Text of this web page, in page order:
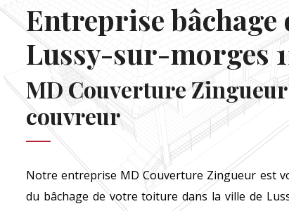
Entreprise bâchage
Lussy-sur-morges
MD Couverture
couvreur
Notre entreprise MD Couverture Zingueur est
du bâchage de votre toiture dans la ville de